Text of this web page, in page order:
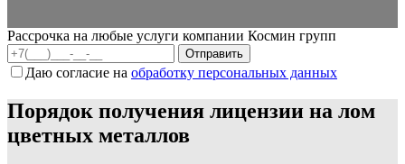
Рассрочка на любые услуги компании Космин групп
Даю согласие на обработку персональных данных
Порядок получения лицензии на лом
цветных металлов